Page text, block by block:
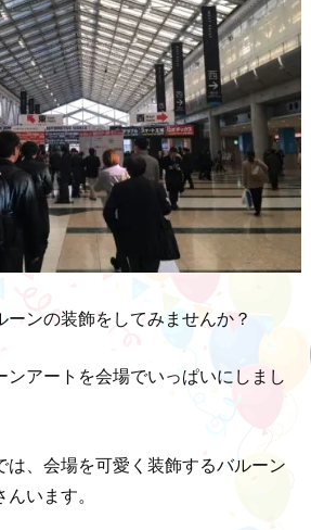
ーンの装飾をしてみませんか？
ンアートを会場でいっぱいにしまし
は、会場を可愛く装飾するバルーン
います。